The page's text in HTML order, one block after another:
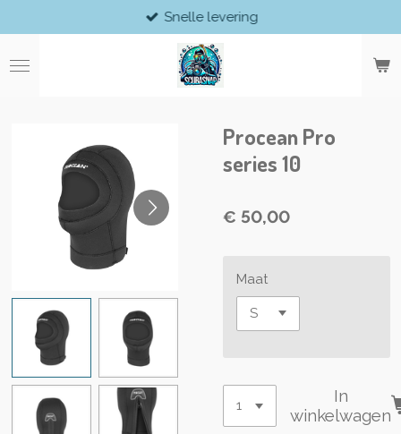
direct
naar
de
Snelle levering
Procean Pro
series 10
€ 50,00
Maat
In
winkelwagen